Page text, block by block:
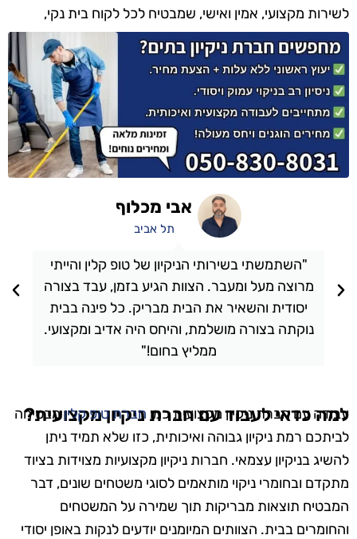
לשירות מקצועי, אמין ואישי, שמבטיח לכל לקוח בית נקי,
מסודר ומזמין.
"השתמשתי בשירותי הניקיון של טופ קלין והייתי
מרוצה מעל ומעבר. הצוות הגיע בזמן, עבד בצורה
יסודית והשאיר את הבית מבריק. כל פינה בבית
נוקתה בצורה מושלמת, והיחס היה אדיב ומקצועי.
ממליץ בחום!"
אבי מכלוף
תל אביב
למה כדאי לעבוד עם חברת ניקיון מקצועית?
עבודה עם חברת ניקיון מקצועית כמו חברת טופ קליןמבטיחה
לביתכם רמת ניקיון גבוהה ואיכותית, כזו שלא תמיד ניתן
להשיג בניקיון עצמאי. חברות ניקיון מקצועיות מצוידות בציוד
מתקדם ובחומרי ניקוי מותאמים לסוגי משטחים שונים, דבר
המבטיח תוצאות מבריקות תוך שמירה על המשטחים
והחומרים בבית. הצוותים המיומנים יודעים לנקות באופן יסודי